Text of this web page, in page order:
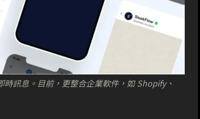
訊息。目前，更整合企業軟件，如 Shopify、